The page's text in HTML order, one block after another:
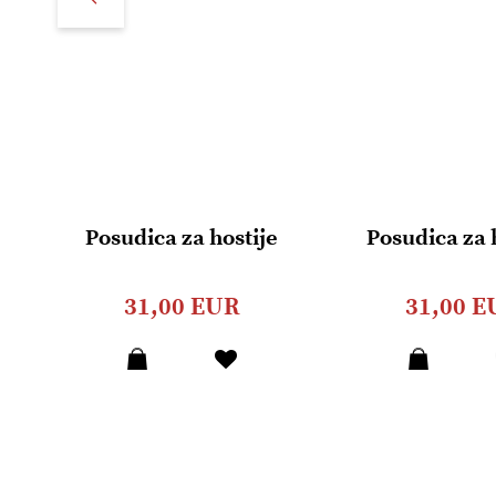
Posudica za hostije
31,00 EUR
Posudica za
31,00